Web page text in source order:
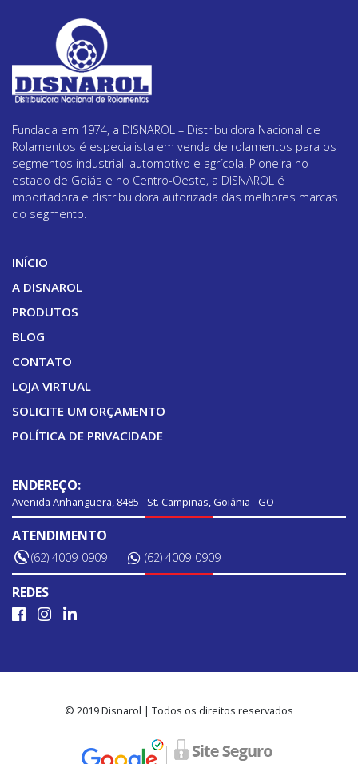
Fundada em 1974, a DISNAROL – Distribuidora Nacional de
Rolamentos é especialista em venda de rolamentos para os
segmentos industrial, automotivo e agrícola. Pioneira no
estado de Goiás e no Centro-Oeste, a DISNAROL é
importadora e distribuidora autorizada das melhores marcas
do segmento.
INÍCIO
A DISNAROL
PRODUTOS
BLOG
CONTATO
LOJA VIRTUAL
SOLICITE UM ORÇAMENTO
POLÍTICA DE PRIVACIDADE
ENDEREÇO:
Avenida Anhanguera, 8485 - St. Campinas, Goiânia - GO
ATENDIMENTO
(62) 4009-0909 (62) 4009-0909
REDES
© 2019 Disnarol | Todos os direitos reservados